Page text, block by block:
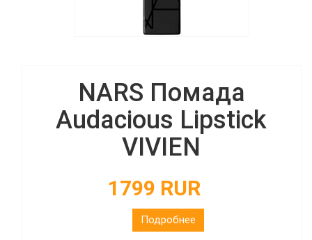
NARS Помада
Audacious Lipstick
VIVIEN
1799 RUR
Подробнее